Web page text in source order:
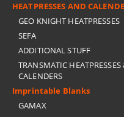
HEATPRESSES AND
GEO KNIGHT HEATPRESSES
SEFA
ADDITIONAL STUFF
TRANSMATIC HEATPRESSES
CALENDERS
Imprintable Blanks
GAMAX